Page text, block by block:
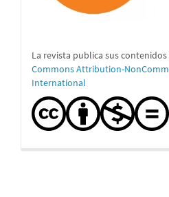
La revista publica sus
Commons Attribution-
International